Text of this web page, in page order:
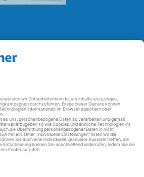
Deutschland: Für Produkte, die sich gut
des Reparatur-Know-hows in
Fragen